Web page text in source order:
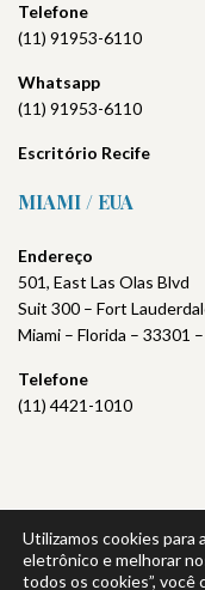
Telefone
(11) 91953-6110
Whatsapp
(11) 91953-6110
Escritório Recife
MIAMI / EUA
Endereço
501, East Las Olas Blvd
Suit 300 – Fort
Miami – Florida – 33301
Telefone
(11) 4421-1010
Política de Privacidade|
Utilizamos cookies para
eletrônico e melhorar
todos os cookies”, você